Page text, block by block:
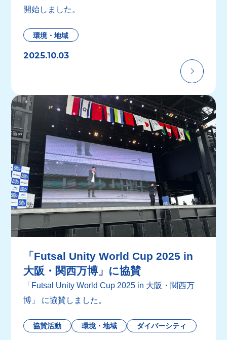
開始しました。
環境・地域
2025.10.03
「Futsal Unity World Cup 2025 in
大阪・関西万博」に協賛
「Futsal Unity World Cup 2025 in 大阪・関西万
博」 に協賛しました。
協賛活動 環境・地域 ダイバーシティ